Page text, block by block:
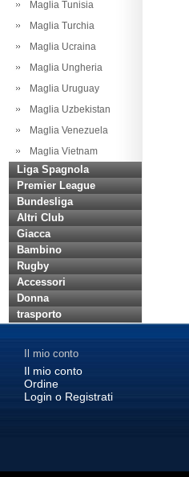
Maglia Tunisia
Maglia Turchia
Maglia Ucraina
Maglia Ungheria
Maglia Uruguay
Maglia Uzbekistan
Maglia Venezuela
Maglia Vietnam
Liga Spagnola
Premier League
Bundesliga
Altri Club
Giacca
Bambino
Rugby
Accessori
Donna
trasporto
Il mio conto
Il mio conto
Ordine
Login o Registrati